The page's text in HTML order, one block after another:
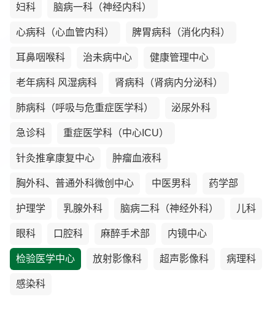
妇科 脑病一科（神经内科）
心病科（心血管内科） 脾胃病科（消化内科）
耳鼻咽喉科 治未病中心 健康管理中心
老年病科 风湿病科 肾病科（肾病内分泌科）
肺病科（呼吸与危重症医学科） 泌尿外科
急诊科 重症医学科（中心ICU）
针灸推拿康复中心 肿瘤血液科
胸外科、普通外科微创中心 中医男科 药学部
护理学 乳腺外科 脑病二科（神经外科） 儿科
眼科 口腔科 麻醉手术部 内镜中心
检验医学中心 放射影像科 超声影像科 病理科
感染科